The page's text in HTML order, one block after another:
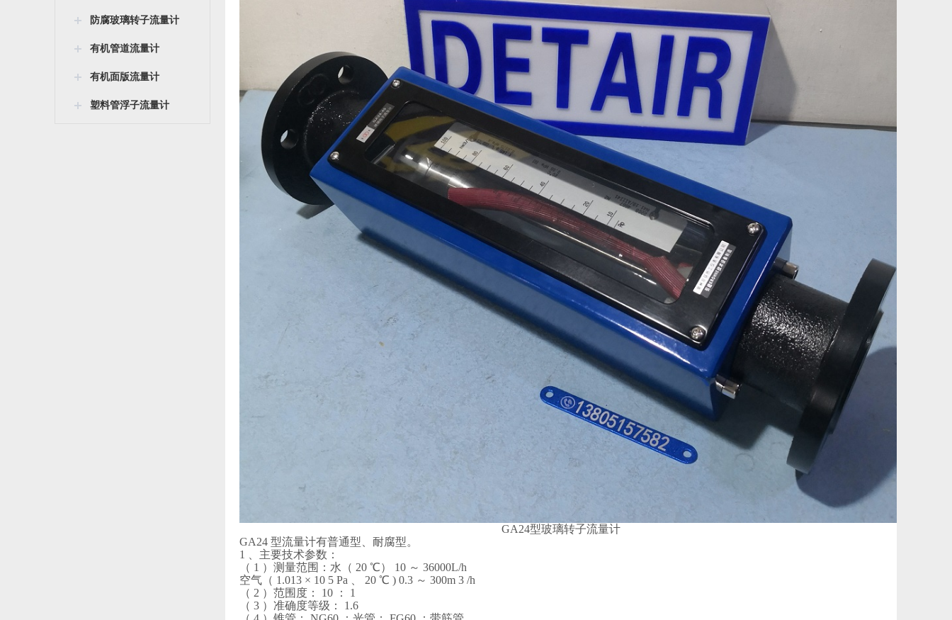
防腐玻璃转子流量计
有机管道流量计
有机面版流量计
塑料管浮子流量计
GA24型玻璃转子流量计
GA24 型流量计有普通型、耐腐型。
1 、主要技术参数：
（ 1 ）测量范围：水（ 20 ℃） 10 ～ 36000L/h
空气（ 1.013 × 10 5 Pa 、 20 ℃ ) 0.3 ～ 300m 3 /h
（ 2 ）范围度： 10 ： 1
（ 3 ）准确度等级： 1.6